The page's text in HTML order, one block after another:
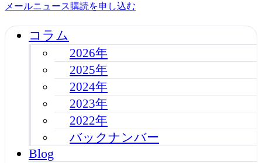
メールニュース購読を申し込む
コラム
2026年
2025年
2024年
2023年
2022年
バックナンバー
Blog